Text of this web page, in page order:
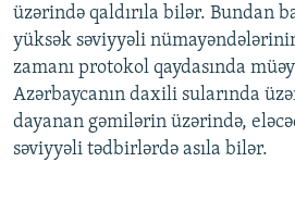
üzərində qaldırıla bilər. Bundan
yüksək səviyyəli
zamanı protokol qaydasında
Azərbaycanın daxili sularında
dayanan gəmilərin üzərində,
səviyyəli tədbirlərdə asıla bilər.